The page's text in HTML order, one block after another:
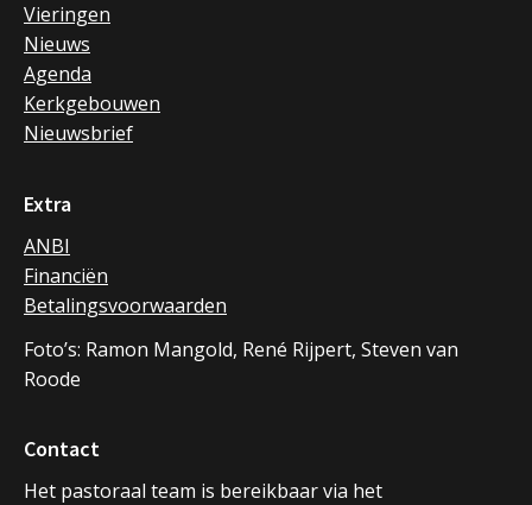
Vieringen
Nieuws
Agenda
Kerkgebouwen
Nieuwsbrief
Extra
ANBI
Financiën
Betalingsvoorwaarden
Foto’s: Ramon Mangold, René Rijpert, Steven van
Roode
Contact
Het pastoraal team is bereikbaar via het